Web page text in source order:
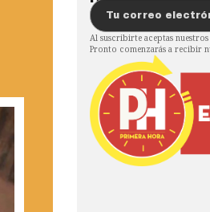
Al suscribirte aceptas nuestros
Pronto comenzarás a recibir